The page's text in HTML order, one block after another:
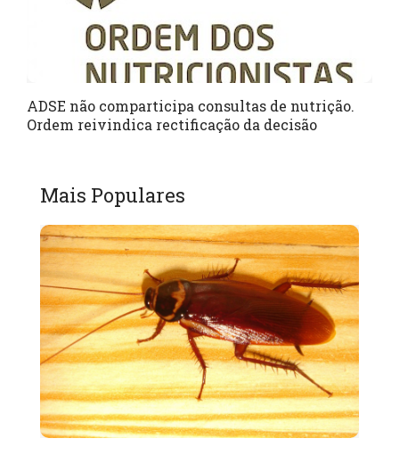
ADSE não comparticipa consultas de nutrição.
Ordem reivindica rectificação da decisão
Mais Populares